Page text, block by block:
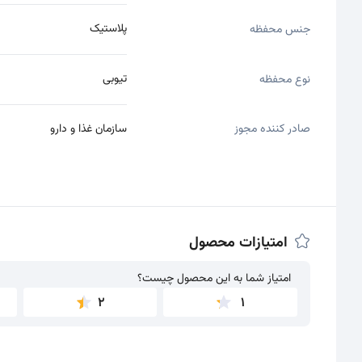
جنس محفظه پلاستیک
نوع محفظه تیوبی
صادر کننده مجوز سازمان غذا و دارو
امتیازات محصول
امتیاز شما به این محصول چیست؟
امتیاز شما به این محصول چیست؟
1
2